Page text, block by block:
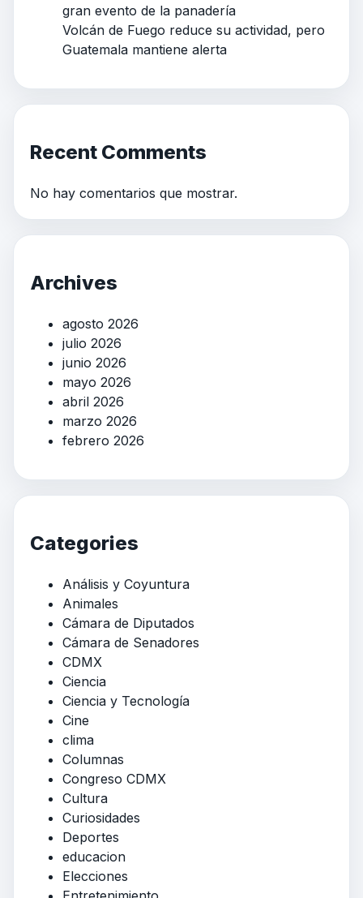
gran evento de la panadería
Volcán de Fuego reduce su actividad, pero
Guatemala mantiene alerta
Recent Comments
No hay comentarios que mostrar.
Archives
agosto 2026
julio 2026
junio 2026
mayo 2026
abril 2026
marzo 2026
febrero 2026
Categories
Análisis y Coyuntura
Animales
Cámara de Diputados
Cámara de Senadores
CDMX
Ciencia
Ciencia y Tecnología
Cine
clima
Columnas
Congreso CDMX
Cultura
Curiosidades
Deportes
educacion
Elecciones